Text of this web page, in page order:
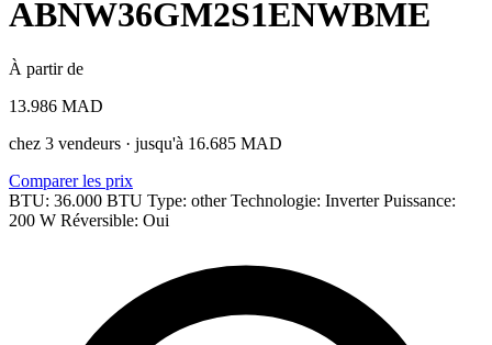
ABNW36GM2S1ENWBME
À partir de
13.986 MAD
chez 3 vendeurs · jusqu'à 16.685 MAD
Comparer les prix
BTU: 36.000 BTU Type: otherTechnologie: InverterPuissance:
200 W Réversible: Oui